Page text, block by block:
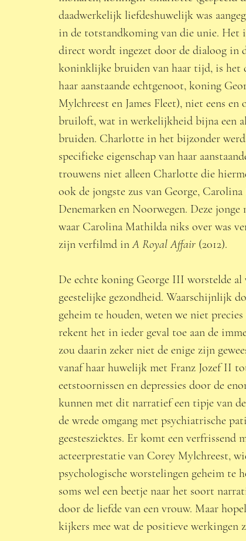
daadwerkelijk liefdeshuwelijk was
in de totstandkoming van die unie. Het
direct wordt ingezet door de dialoog in
koninklijke bruiden van haar tijd, is het
haar aanstaande echtgenoot, koning
Mylchreest en James Fleet), niet eens
bruiloft, wat in werkelijkheid bijna een
bruiden. Charlotte in het bijzonder
specifieke eigenschap van haar
trouwens niet alleen Charlotte die
ook de jongste zus van George,
Denemarken en Noorwegen. Deze
waar Carolina Mathilda niks over was
zijn verfilmd in A Royal Affair (2012).
De echte koning George III worstelde
geestelijke gezondheid. Waarschijnlijk
geheim te houden, weten we niet
rekent het in ieder geval toe aan de
zou daarin zeker niet de enige zijn
vanaf haar huwelijk met Franz Jozef II
eetstoornissen en depressies door de
kunnen met dit narratief een tipje van
de wrede omgang met psychiatrische
geestesziektes. Er komt een
acteerprestatie van Corey Mylchreest,
psychologische worstelingen geheim te
soms wel een beetje naar het soort
door de liefde van een vrouw. Maar
kijkers mee wat de positieve